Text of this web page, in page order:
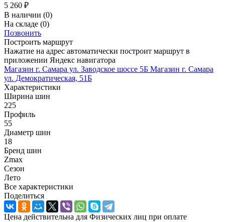
5 260 ₽
В наличии (0)
На складе (0)
Позвонить
Построить маршрут
Нажатие на адрес автоматически построит маршрут в
приложении Яндекс навигатора
Магазин г. Самара ул. Заводское шоссе 5Б Магазин г. Самара
ул. Демократическая, 51Б
Характеристики
Ширина шин
225
Профиль
55
Диаметр шин
18
Бренд шин
Zmax
Сезон
Лето
Все характеристики
Поделиться
Цена действительна для Физических лиц при оплате